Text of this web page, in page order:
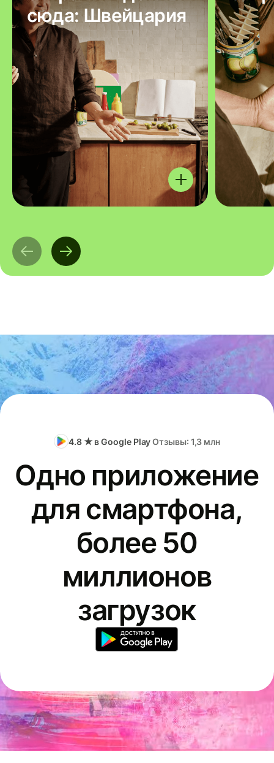
сюда: Швейцария
4.8 ★ в Google PlayОтзывы: 1,3 млн
Одно приложение
для смартфона,
более 50
миллионов
загрузок